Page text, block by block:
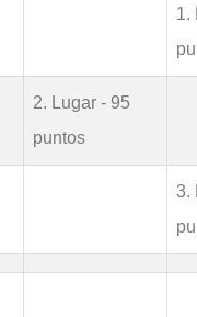
1.
2. Lugar - 95
puntos
3.